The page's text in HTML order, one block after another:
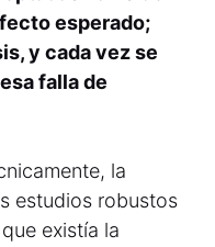
esperado;
y cada vez se
falla de
la
estudios robustos
existía la